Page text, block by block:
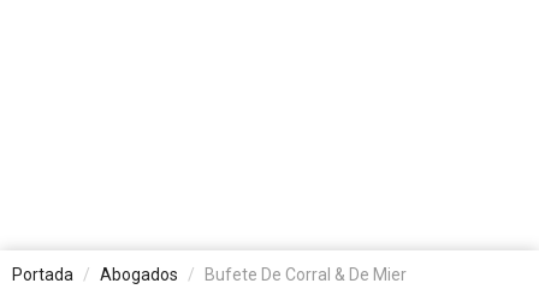
Portada Abogados Bufete De Corral & De Mier